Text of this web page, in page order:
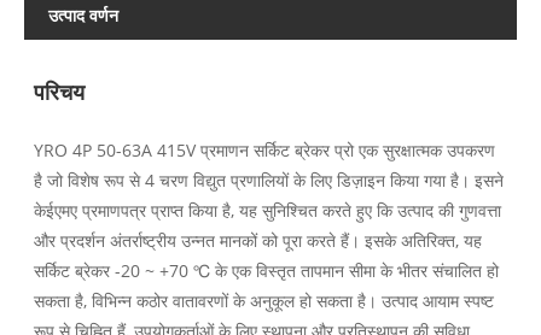
उत्पाद वर्णन
परिचय
YRO 4P 50-63A 415V प्रमाणन सर्किट ब्रेकर प्रो एक सुरक्षात्मक उपकरण
है जो विशेष रूप से 4 चरण विद्युत प्रणालियों के लिए डिज़ाइन किया गया है। इसने
केईएमए प्रमाणपत्र प्राप्त किया है, यह सुनिश्चित करते हुए कि उत्पाद की गुणवत्ता
और प्रदर्शन अंतर्राष्ट्रीय उन्नत मानकों को पूरा करते हैं। इसके अतिरिक्त, यह
सर्किट ब्रेकर -20 ~ +70 ℃ के एक विस्तृत तापमान सीमा के भीतर संचालित हो
सकता है, विभिन्न कठोर वातावरणों के अनुकूल हो सकता है। उत्पाद आयाम स्पष्ट
रूप से चिह्नित हैं, उपयोगकर्ताओं के लिए स्थापना और प्रतिस्थापन की सुविधा